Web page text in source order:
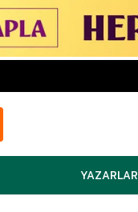
YAZARLAR